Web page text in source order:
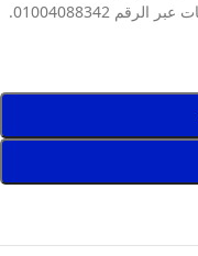
01004088342.